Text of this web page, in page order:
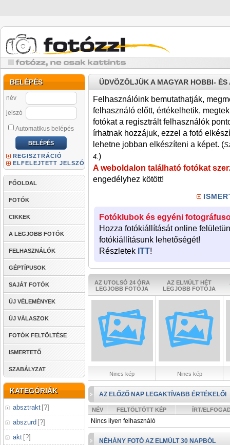
BELÉPÉS
név
jelszó
Automatikus belépés
REGISZTRÁCIÓ
ELFELEJTETT JELSZÓ
FŐOLDAL
FOTÓK
CIKKEK
A LEGJOBB FOTÓK
FELHASZNÁLÓK
GÉPTÍPUSOK
SAJÁT FOTÓK
ÚJ VÉLEMÉNYEK
ÚJ VÁLASZOK
FOTÓK FELTÖLTÉSE
ISMERTETŐ
SZABÁLYZAT
KATEGÓRIÁK
absztrakt [?]
abszurd [?]
akt [?]
ÜDVÖZÖLJÜK A MAGYAR HOBBI-
Felhasználóink bemutathatják,
felhasználó előtt, értékelhetik,
fotókat a regisztrált felhasználók
írhatnak hozzájuk, ezzel a fotó
lehetne jobban elkészíteni a képet. (
4.)
A weboldalon található fotókat
engedélyhez kötött!
Fotóklubok és egyéni
Hozza fotókiállítását online
fotókiállításunk lehetőségét!
Részletek ITT!
AZ UTOLSÓ 24 ÓRA
LEGJOBB FOTÓJA
AZ ELMÚLT HÉT
LEGJOBB FOTÓJA
Nincs kép Nincs kép
AZ ELŐZŐ NAP LEGAKTÍVABB ÉRTÉKELŐI
NÉV FELTÖLTÖTT KÉP ÍRT/
Nincs ilyen felhasználó
NÉHÁNY FOTÓ AZ ELMÚLT 30 NAPBÓL